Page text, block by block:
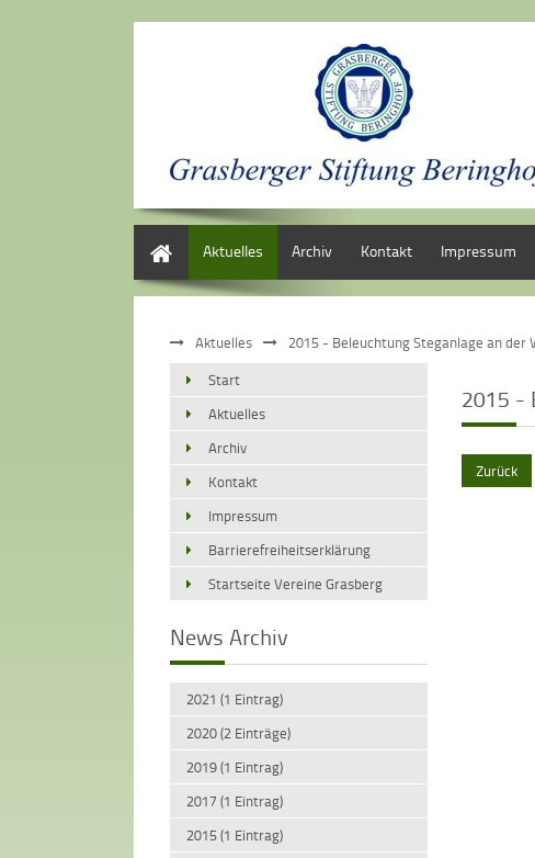
Aktuelles Archiv Kontakt Impressum
Aktuelles 2015 - Beleuchtung Steganlage an der
2015 -
Zurück
Start
Aktuelles
Archiv
Kontakt
Impressum
Barrierefreiheitserklärung
Startseite Vereine Grasberg
News Archiv
2021 (1 Eintrag)
2020 (2 Einträge)
2019 (1 Eintrag)
2017 (1 Eintrag)
2015 (1 Eintrag)